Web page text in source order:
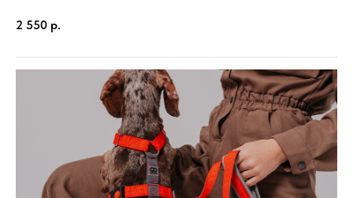
2 550 р.